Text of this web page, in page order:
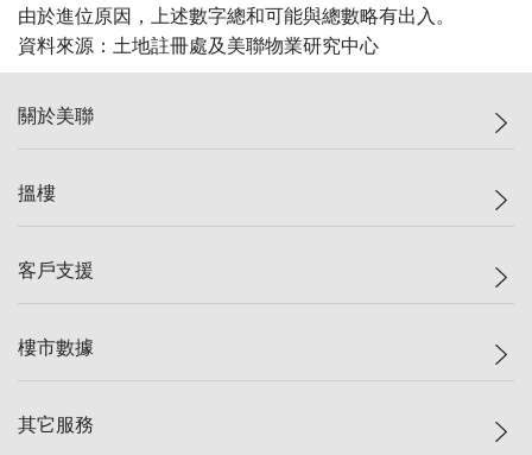
由於進位原因，上述數字總和可能與總數略有出入。
資料來源：土地註冊處及美聯物業研究中心
關於美聯
美聯集團
人才招募
搵樓
一手新盤
減價
美聯豪宅
客戶支援
自助放盤
查詢熱線
樓市數據
樓價指數
其它服務